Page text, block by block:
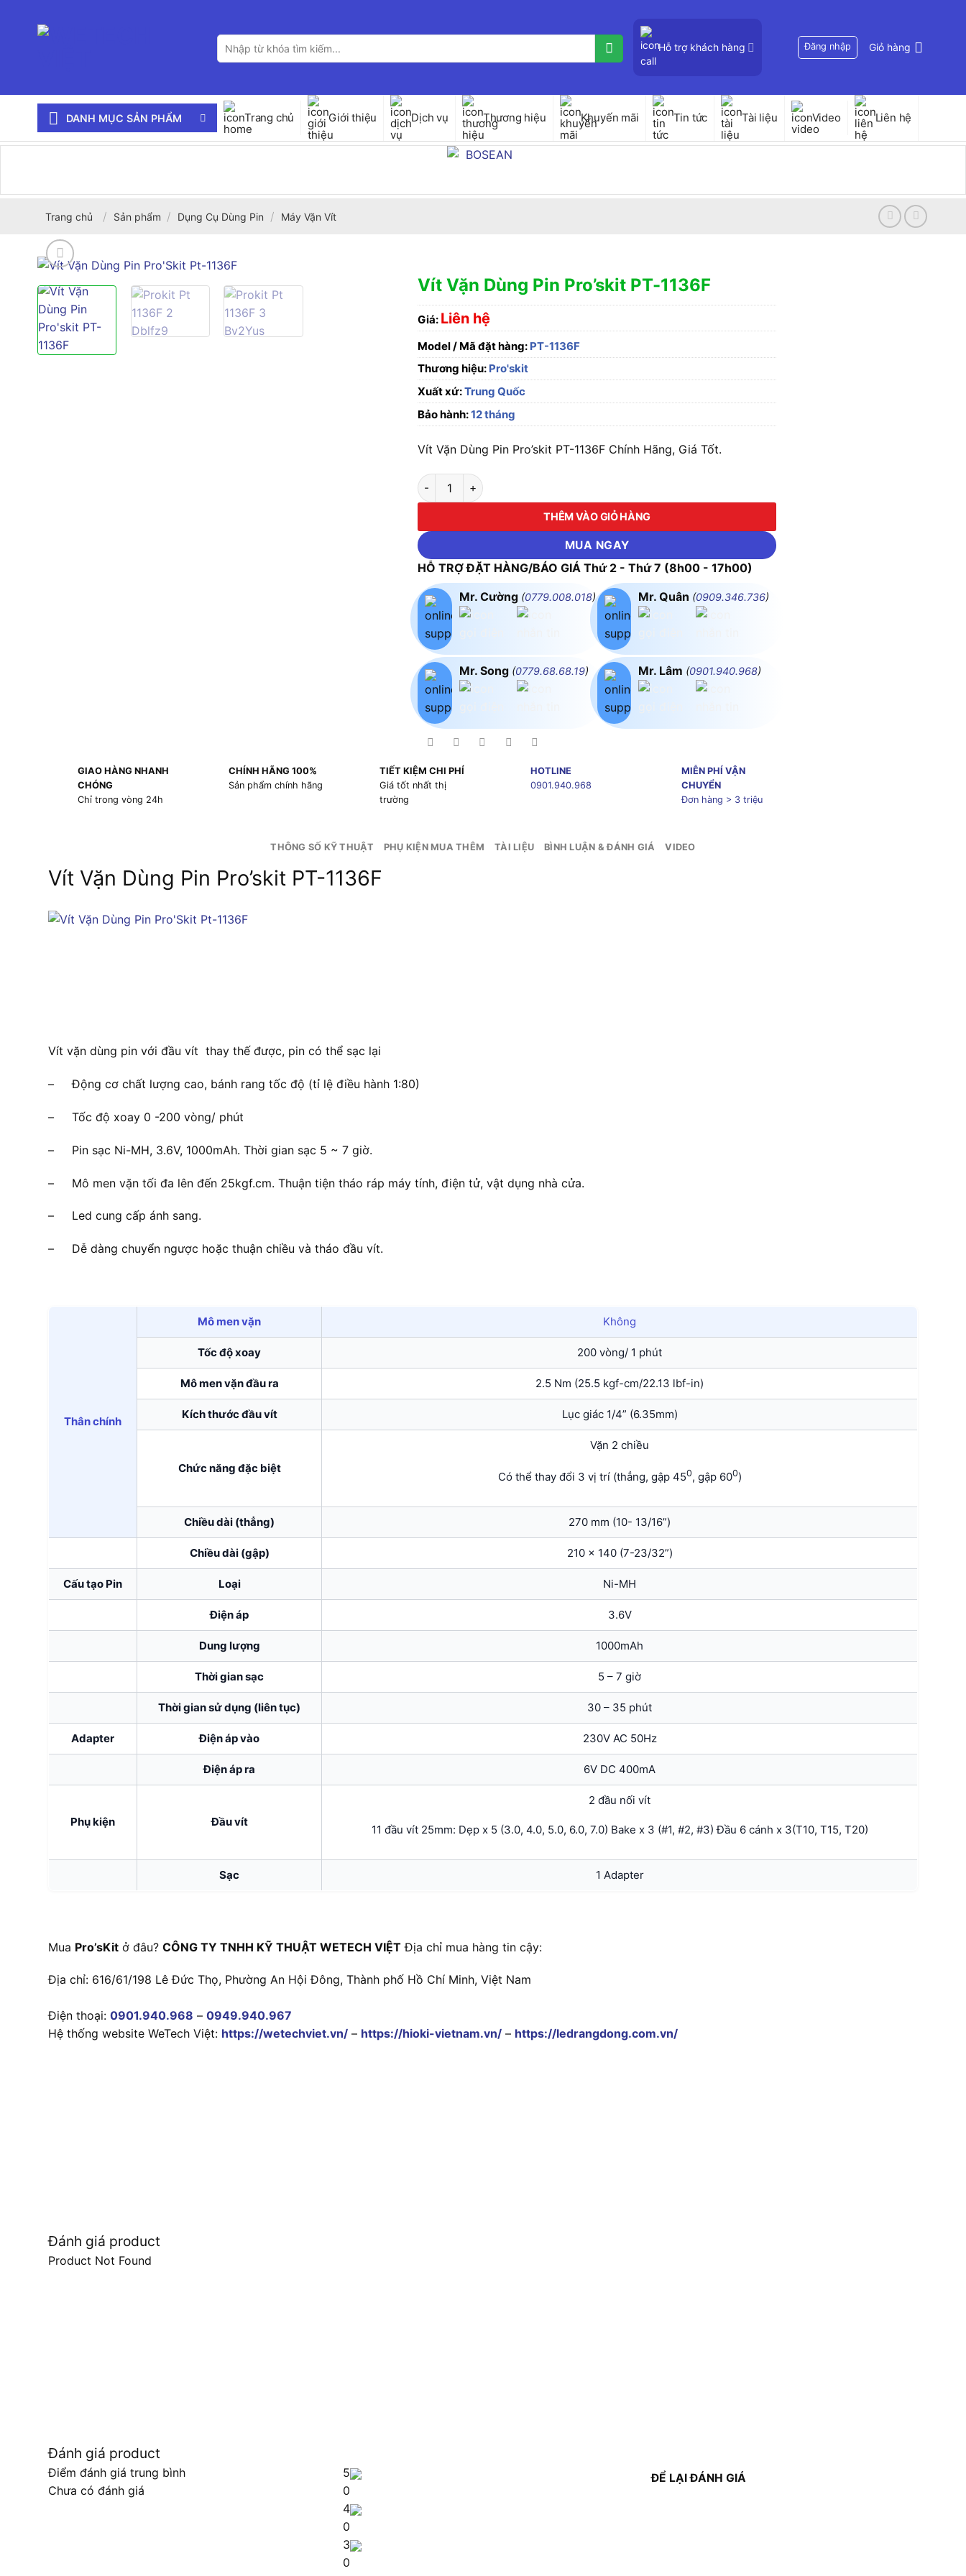
Tìm
kiếm:
Hỗ trợ khách hàng Đăng nhập Giỏ hàng
DANH MỤC SẢN PHẨM Trang chủ Giới thiệu Dịch vụ Thương hiệu Khuyến mãi Tin tức Tài liệu Video Liên hệ
Trang chủ / Sản phẩm / Dụng Cụ Dùng Pin / Máy Vặn Vít
Vít Vặn Dùng Pin Pro’skit PT-1136F
Giá: Liên hệ
Model / Mã đặt hàng: PT-1136F
Thương hiệu: Pro'skit
Xuất xứ:Trung Quốc
Bảo hành:12 tháng
Vít Vặn Dùng Pin Pro’skit PT-1136F Chính Hãng, Giá Tốt.
Vít Vặn Dùng Pin Pro'skit PT-1136F số lượng
THÊM VÀO GIỎ HÀNG
MUA NGAY
HỖ TRỢ ĐẶT HÀNG/BÁO GIÁ Thứ 2 - Thứ 7 (8h00 - 17h00)
Mr. Cường (0779.008.018)
Mr. Song (0779.68.68.19)
Mr. Quân (0909.346.736)
Mr. Lâm (0901.940.968)
GIAO HÀNG NHANH
CHÓNG
Chỉ trong vòng 24h
CHÍNH HÃNG 100%
Sản phẩm chính hãng
TIẾT KIỆM CHI PHÍ
Giá tốt nhất thị
trường
HOTLINE
0901.940.968
MIỄN PHÍ VẬN
CHUYỂN
Đơn hàng > 3 triệu
THÔNG SỐ KỸ THUẬT PHỤ KIỆN MUA THÊM TÀI LIỆU BÌNH LUẬN & ĐÁNH GIÁ VIDEO
Vít Vặn Dùng Pin Pro’skit PT-1136F
Vít vặn dùng pin với đầu vít thay thế được, pin có thể sạc lại
– Động cơ chất lượng cao, bánh rang tốc độ (tỉ lệ điều hành 1:80)
– Tốc độ xoay 0 -200 vòng/ phút
– Pin sạc Ni-MH, 3.6V, 1000mAh. Thời gian sạc 5 ~ 7 giờ.
– Mô men vặn tối đa lên đến 25kgf.cm. Thuận tiện tháo ráp máy tính, điện tử, vật dụng nhà cửa.
– Led cung cấp ánh sang.
– Dễ dàng chuyển ngược hoặc thuận chiều và tháo đầu vít.
Thân chính
Mô men vặn Không
Tốc độ xoay 200 vòng/ 1 phút
Mô men vặn đầu ra 2.5 Nm (25.5 kgf-cm/22.13 lbf-in)
Kích thước đầu vít Lục giác 1/4” (6.35mm)
Chức năng đặc biệt
Vặn 2 chiều
Có thể thay đổi 3 vị trí (thẳng, gập 450, gập 600)
Chiều dài (thẳng) 270 mm (10- 13/16”)
Chiều dài (gập) 210 x 140 (7-23/32”)
Cấu tạo Pin Loại Ni-MH
Điện áp 3.6V
Dung lượng 1000mAh
Thời gian sạc 5 – 7 giờ
Thời gian sử dụng (liên tục) 30 – 35 phút
Adapter Điện áp vào 230V AC 50Hz
Điện áp ra 6V DC 400mA
Phụ kiện Đầu vít
2 đầu nối vít
11 đầu vít 25mm: Dẹp x 5 (3.0, 4.0, 5.0, 6.0, 7.0) Bake x 3 (#1, #2, #3) Đầu 6 cánh x 3(T10, T15, T20)
Sạc 1 Adapter
Mua Pro’sKit ở đâu? CÔNG TY TNHH KỸ THUẬT WETECH VIỆT Địa chỉ mua hàng tin cậy:
Địa chỉ: 616/61/198 Lê Đức Thọ, Phường An Hội Đông, Thành phố Hồ Chí Minh, Việt Nam
Điện thoại: 0901.940.968 – 0949.940.967
Hệ thống website WeTech Việt: https://wetechviet.vn/ – https://hioki-vietnam.vn/ – https://ledrangdong.com.vn/
Đánh giá product
Product Not Found
Đánh giá product
Điểm đánh giá trung bình
Chưa có đánh giá
5
0
4
0
3
0
ĐỂ LẠI ĐÁNH GIÁ